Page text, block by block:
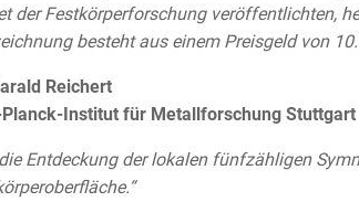
der Festkörperforschung veröffentlichten,
besteht aus einem Preisgeld von
Reichert
Institut für Metallforschung Stuttgart
Entdeckung der lokalen fünfzähligen